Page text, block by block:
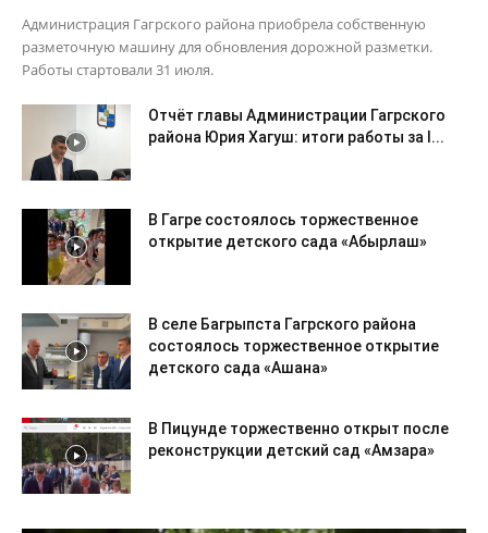
Администрация Гагрского района приобрела собственную
разметочную машину для обновления дорожной разметки.
Работы стартовали 31 июля.
Отчёт главы Администрации Гагрского
района Юрия Хагуш: итоги работы за I...
В Гагре состоялось торжественное
открытие детского сада «Абырлаш»
В селе Багрыпста Гагрского района
состоялось торжественное открытие
детского сада «Ашана»
В Пицунде торжественно открыт после
реконструкции детский сад «Амзара»